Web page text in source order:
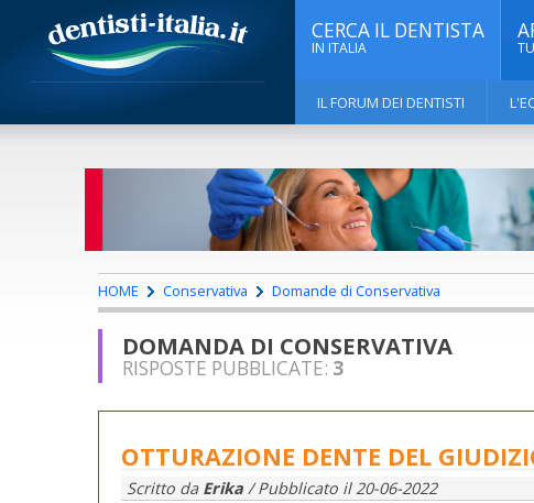
CERCA IL DENTISTA
IN ITALIA
IL FORUM DEI DENTISTI
HOME Conservativa Domande di Conservativa
DOMANDA DI CONSERVATIVA
RISPOSTE PUBBLICATE: 3
OTTURAZIONE DENTE DEL
Scritto da Erika / Pubblicato il20-06-2022